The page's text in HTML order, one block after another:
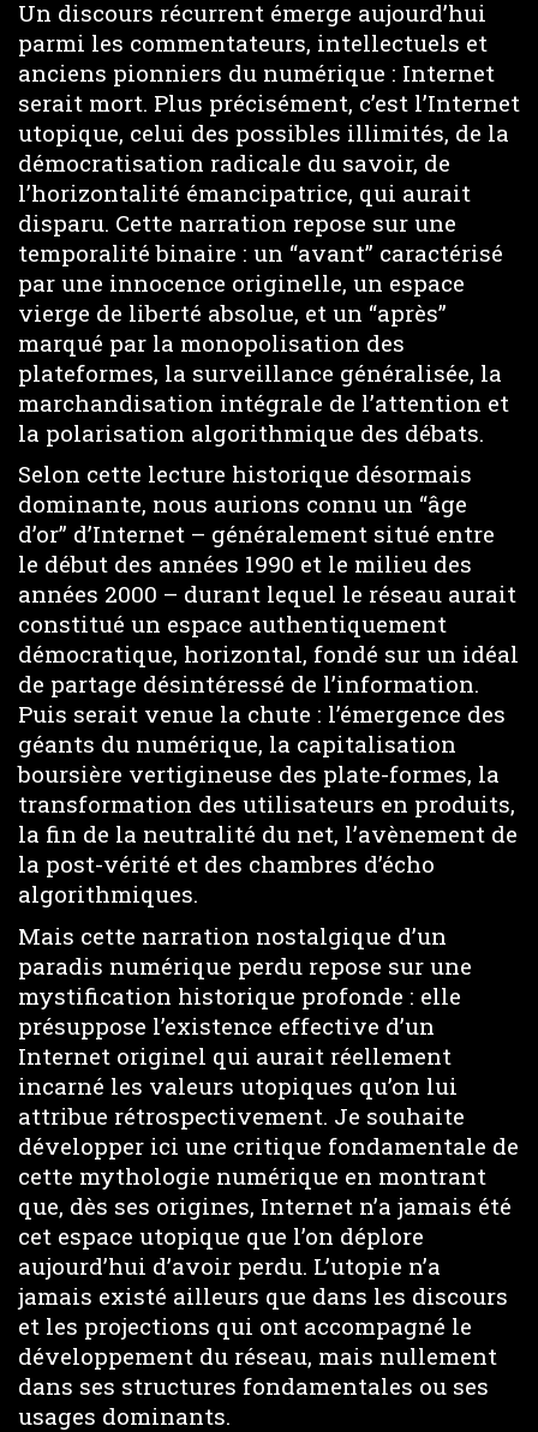
Un discours récurrent émerge aujourd’hui
parmi les commentateurs, intellectuels et
anciens pionniers du numérique : Internet
serait mort. Plus précisément, c’est l’Internet
utopique, celui des possibles illimités, de la
démocratisation radicale du savoir, de
l’horizontalité émancipatrice, qui aurait
disparu. Cette narration repose sur une
temporalité binaire : un “avant” caractérisé
par une innocence originelle, un espace
vierge de liberté absolue, et un “après”
marqué par la monopolisation des
plateformes, la surveillance généralisée, la
marchandisation intégrale de l’attention et
la polarisation algorithmique des débats.
Selon cette lecture historique désormais
dominante, nous aurions connu un “âge
d’or” d’Internet – généralement situé entre
le début des années 1990 et le milieu des
années 2000 – durant lequel le réseau aurait
constitué un espace authentiquement
démocratique, horizontal, fondé sur un idéal
de partage désintéressé de l’information.
Puis serait venue la chute : l’émergence des
géants du numérique, la capitalisation
boursière vertigineuse des plate-formes, la
transformation des utilisateurs en produits,
la fin de la neutralité du net, l’avènement de
la post-vérité et des chambres d’écho
algorithmiques.
Mais cette narration nostalgique d’un
paradis numérique perdu repose sur une
mystification historique profonde : elle
présuppose l’existence effective d’un
Internet originel qui aurait réellement
incarné les valeurs utopiques qu’on lui
attribue rétrospectivement. Je souhaite
développer ici une critique fondamentale de
cette mythologie numérique en montrant
que, dès ses origines, Internet n’a jamais été
cet espace utopique que l’on déplore
aujourd’hui d’avoir perdu. L’utopie n’a
jamais existé ailleurs que dans les discours
et les projections qui ont accompagné le
développement du réseau, mais nullement
dans ses structures fondamentales ou ses
usages dominants.